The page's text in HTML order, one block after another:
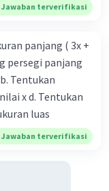
Jawaban terverifikasi
panjang ( 3x +
persegi panjang
Tentukan
x d. Tentukan
luas
Jawaban terverifikasi